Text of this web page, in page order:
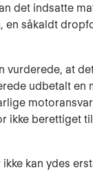
det indsatte
en såkaldt
vurderede, at
udbetalt
ikke berettiget
kan ydes